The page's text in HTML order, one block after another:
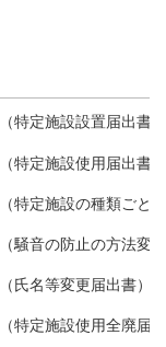
（特定施設設置届出書）
（特定施設使用届出書）
（特定施設の種類ごと
（騒音の防止の方法変
（氏名等変更届出書）
（特定施設使用全廃届